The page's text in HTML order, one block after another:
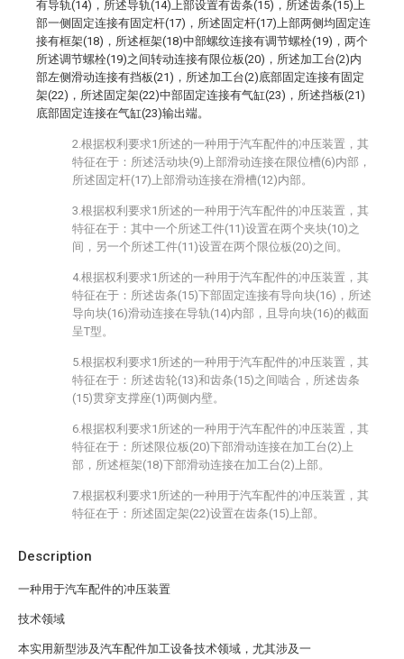
Description
一种用于汽车配件的冲压装置
技术领域
本实用新型涉及汽车配件加工设备技术领域，尤其涉及一
有导轨(14)，所述导轨(14)上部设置有齿条(15)，所述齿条(15)上
部一侧固定连接有固定杆(17)，所述固定杆(17)上部两侧均固定连
接有框架(18)，所述框架(18)中部螺纹连接有调节螺栓(19)，两个
所述调节螺栓(19)之间转动连接有限位板(20)，所述加工台(2)内
部左侧滑动连接有挡板(21)，所述加工台(2)底部固定连接有固定
架(22)，所述固定架(22)中部固定连接有气缸(23)，所述挡板(21)
底部固定连接在气缸(23)输出端。
2.根据权利要求1所述的一种用于汽车配件的冲压装置，其
特征在于：所述活动块(9)上部滑动连接在限位槽(6)内部，
所述固定杆(17)上部滑动连接在滑槽(12)内部。
3.根据权利要求1所述的一种用于汽车配件的冲压装置，其
特征在于：其中一个所述工件(11)设置在两个夹块(10)之
间，另一个所述工件(11)设置在两个限位板(20)之间。
4.根据权利要求1所述的一种用于汽车配件的冲压装置，其
特征在于：所述齿条(15)下部固定连接有导向块(16)，所述
导向块(16)滑动连接在导轨(14)内部，且导向块(16)的截面
呈T型。
5.根据权利要求1所述的一种用于汽车配件的冲压装置，其
特征在于：所述齿轮(13)和齿条(15)之间啮合，所述齿条
(15)贯穿支撑座(1)两侧内壁。
6.根据权利要求1所述的一种用于汽车配件的冲压装置，其
特征在于：所述限位板(20)下部滑动连接在加工台(2)上
部，所述框架(18)下部滑动连接在加工台(2)上部。
7.根据权利要求1所述的一种用于汽车配件的冲压装置，其
特征在于：所述固定架(22)设置在齿条(15)上部。